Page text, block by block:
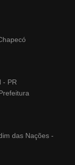
- PR
das Nações -